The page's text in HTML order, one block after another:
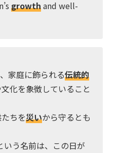
growthand well-
家庭に飾られる伝統的
化を象徴していること
ちを災いから守るとも
いう名前は、この日が